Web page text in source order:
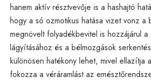
hanem aktív résztvevője is a hashajtó
hogy a só ozmotikus hatása vizet vonz a
megnövelt folyadékbevitel is hozzájárul a
lágyításához és a bélmozgások
különösen hatékony lehet, mivel ellazítja
fokozza a véráramlást az